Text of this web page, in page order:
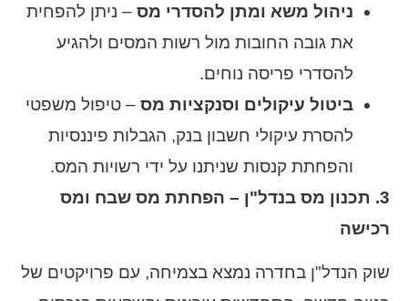
ניהול משא ומתן להסדרי מס – ניתן להפחית
את גובה החובות מול רשות המסים ולהגיע
להסדרי פריסה נוחים.
ביטול עיקולים וסנקציות מס – טיפול משפטי
להסרת עיקולי חשבון בנק, הגבלות פיננסיות
והפחתת קנסות שניתנו על ידי רשויות המס.
3. תכנון מס בנדל"ן – הפחתת מס שבח ומס
רכישה
שוק הנדל"ן בחדרה נמצא בצמיחה, עם פרויקטים של